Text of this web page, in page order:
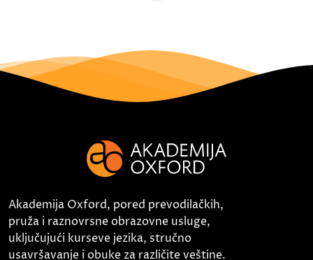
Akademija Oxford, pored prevodilačkih,
pruža i raznovrsne obrazovne usluge,
uključujući kurseve jezika, stručno
usavršavanje i obuke za različite veštine.